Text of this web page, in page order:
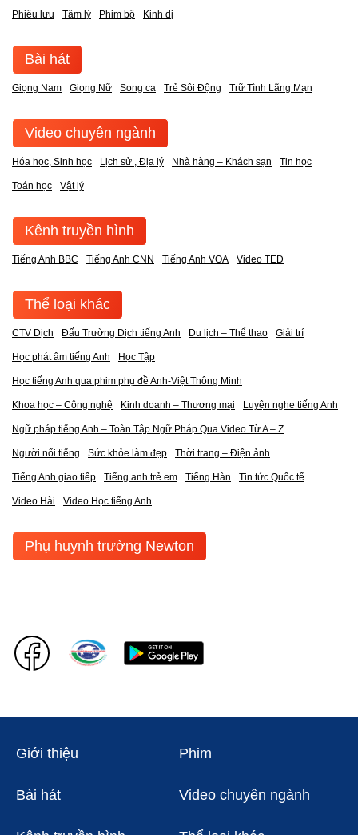
Phiêu lưu Tâm lý Phim bộ Kinh dị
Bài hát
Giọng Nam Giọng Nữ Song ca Trẻ Sôi Động Trữ Tình Lãng Mạn
Video chuyên ngành
Hóa học, Sinh học Lịch sử , Địa lý Nhà hàng – Khách sạn Tin học
Toán học Vật lý
Kênh truyền hình
Tiếng Anh BBC Tiếng Anh CNN Tiếng Anh VOA Video TED
Thể loại khác
CTV Dịch Đấu Trường Dịch tiếng Anh Du lịch – Thể thao Giải trí
Học phát âm tiếng Anh Học Tập
Học tiếng Anh qua phim phụ đề Anh-Việt Thông Minh
Khoa học – Công nghệ Kinh doanh – Thương mại Luyện nghe tiếng Anh
Ngữ pháp tiếng Anh – Toàn Tập Ngữ Pháp Qua Video Từ A – Z
Người nổi tiếng Sức khỏe làm đẹp Thời trang – Điện ảnh
Tiếng Anh giao tiếp Tiếng anh trẻ em Tiếng Hàn Tin tức Quốc tế
Video Hài Video Học tiếng Anh
Phụ huynh trường Newton
Giới thiệu Phim
Bài hát Video chuyên ngành